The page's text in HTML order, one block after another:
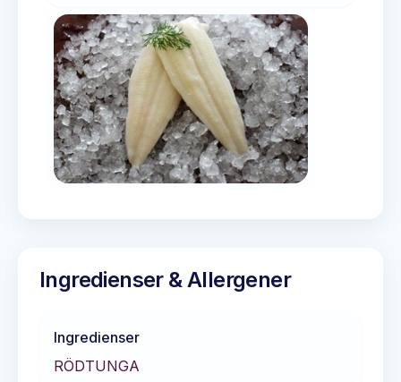
Ingredienser & Allergener
Ingredienser
RÖDTUNGA